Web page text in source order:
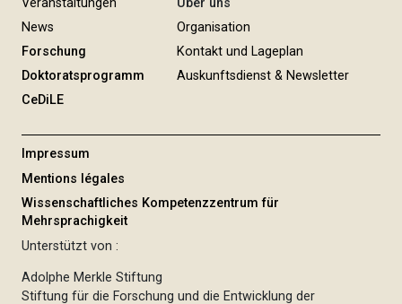
News
Forschung
Doktoratsprogramm
CeDiLE
Organisation
Kontakt und Lageplan
Auskunftsdienst & Newsletter
Impressum
Mentions légales
Wissenschaftliches Kompetenzzentrum für
Mehrsprachigkeit
Unterstützt von :
Adolphe Merkle Stiftung
Stiftung für die Forschung und die Entwicklung der